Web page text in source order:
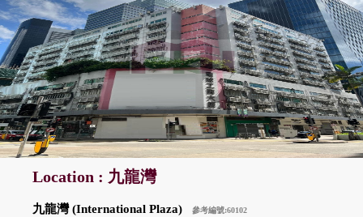
Location : 九龍灣
九龍灣 (International Plaza) 參考編號:60102